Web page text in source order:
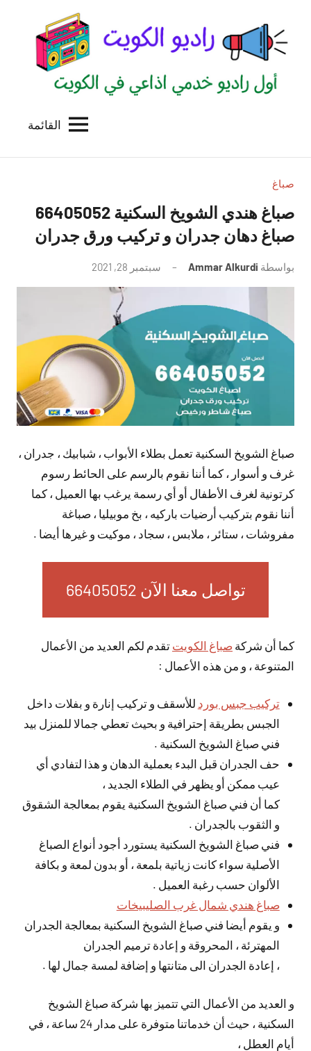
المحتوى
الكويت
للاعلانات
بالكويت
القائمة
صباغ
صباغ هندي الشويخ السكنية 66405052
صباغ دهان جدران و تركيب ورق جدران
بواسطة Ammar Alkurdi سبتمبر 28, 2021
توجد
صباغ الشويخ السكنية تعمل بطلاء الأبواب ، شبابيك ، جدران ،
غرف و أسوار ، كما أننا نقوم بالرسم على الحائط رسوم
كرتونية لغرف الأطفال أو أي رسمة يرغب بها العميل ، كما
أننا نقوم بتركيب أرضيات باركيه ، بخ موبيليا ، صباغة
مفروشات ، ستائر ، ملابس ، سجاد ، موكيت و غيرها أيضا .
تواصل معنا الآن 66405052
كما أن شركة صباغ الكويت تقدم لكم العديد من الأعمال
المتنوعة ، و من هذه الأعمال :
تركيب جبس بورد للأسقف و تركيب إنارة و بفلات داخل
الجبس بطريقة إحترافية و بحيث تعطي جمالا للمنزل بيد
فني صباغ الشويخ السكنية .
حف الجدران قبل البدء بعملية الدهان و هذا لتفادي أي
عيب ممكن أو يظهر في الطلاء الجديد ،
كما أن فني صباغ الشويخ السكنية يقوم بمعالجة الشقوق
و الثقوب بالجدران .
فني صباغ الشويخ السكنية يستورد أجود أنواع الصباغ
الأصلية سواء كانت زياتية بلمعة ، أو بدون لمعة و بكافة
الألوان حسب رغبة العميل .
صباغ هندي شمال غرب الصليبيخات
و يقوم أيضا فني صباغ الشويخ السكنية بمعالجة الجدران
المهترئة ، المحروقة و إعادة ترميم الجدران
، إعادة الجدران الى متانتها و إضافة لمسة جمال لها .
و العديد من الأعمال التي تتميز بها شركة صباغ الشويخ
السكنية ، حيث أن خدماتنا متوفرة على مدار 24 ساعة ، في
أيام العطل ،